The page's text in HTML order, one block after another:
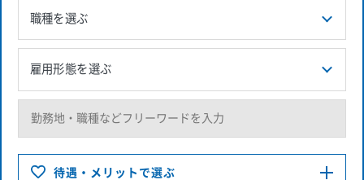
待遇・メリットで選ぶ